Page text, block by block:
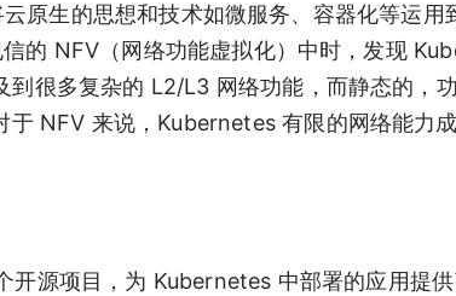
原生的思想和技术如微服务、容器化等运用
的 NFV（网络功能虚拟化）中时，发现
很多复杂的 L2/L3 网络功能，而静态的，
NFV 来说，Kubernetes 有限的网络能力
源项目，为 Kubernetes 中部署的应用提